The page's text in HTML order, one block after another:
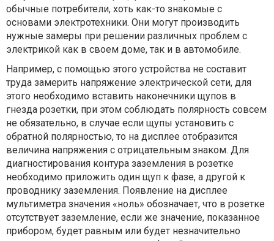
обычные потребители, хоть как-то знакомые с
основами электротехники. Они могут производить
нужные замеры при решении различных проблем с
электрикой как в своем доме, так и в автомобиле.
Например, с помощью этого устройства не составит
труда замерить напряжение электрической сети, для
этого необходимо вставить наконечники щупов в
гнезда розетки, при этом соблюдать полярность совсем
не обязательно, в случае если щупы установить с
обратной полярностью, то на дисплее отобразится
величина напряжения с отрицательным знаком. Для
диагностирования контура заземления в розетке
необходимо приложить один щуп к фазе, а другой к
проводнику заземления. Появление на дисплее
мультиметра значения «ноль» обозначает, что в розетке
отсутствует заземление, если же значение, показанное
прибором, будет равным или будет незначительно